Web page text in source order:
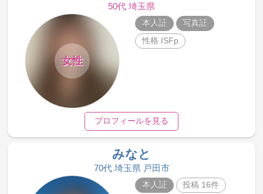
50代 埼玉県
女性
本人証
写真証
性格 ISFp
プロフィールを見る
みなと
70代 埼玉県 戸田市
本人証 投稿 16件